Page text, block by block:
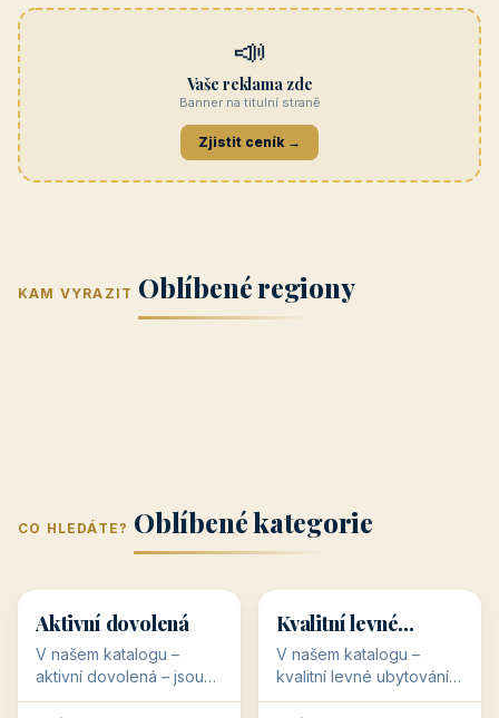
📣
Vaše reklama zde
Banner na titulní straně
Zjistit ceník →
KAM VYRAZIT Oblíbené regiony
(Jihomoravský
kraj)
kraj)
Zlínský kraj Žilinský
Karlovarský
Střední Čechy
(Středočeský
CO HLEDÁTE? Oblíbené kategorie
🥾 36 objektů
Aktivní dovolená
V našem katalogu –
aktivní dovolená – jsou
pro Vás připraveny
💰
💰
34 objektů
Kvalitní levné
ubytování
V našem katalogu –
kvalitní levné ubytování –
jsou pro Vás připraveny